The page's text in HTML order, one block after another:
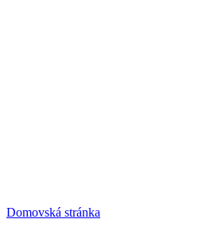
Domovská stránka